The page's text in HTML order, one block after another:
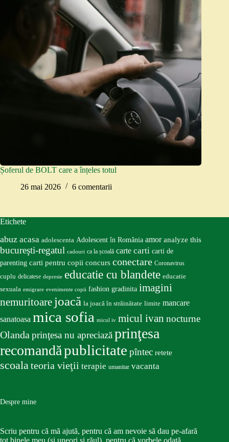
Șoferul de BOLT care a înțeles totul
26 mai 2026
6 comentarii
Etichete
abuz acasa adolescenta Adolescent în România amor analyze this
bucureşti-regatul cadouri ca la școală carte carti carti de
parenting carti pentru copii concurs conectare Coronavirus
cuplu delicatese depresie educatie cu blandete educatie
sexuala emigrare evenimente copii fashion gradinita imagini
nemuritoare joacă la joacă în străinătate limite mancare
sanatoasa mica sofia micul iv micul ivan nocturne
Olanda prinţesa nu apreciază prinţesa
recomandăpublicitate pîntec retete
scoala teoria vieţii terapie umanitar vacanta
Despre mine
Scriu pentru că mă ajută, pentru că am nevoie să dau pe-afară
tot binele meu (și uneori și răul), pentru că vorbele odată